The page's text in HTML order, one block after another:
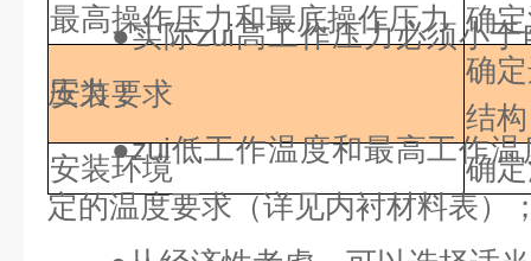
最高操作压力和最底操作压力 确
安装要求
确
结
安装环境
确
●实际zui高工作压力必须小
压力；
●zui低工作温度和最高工作
定的温度要求（详见内衬材料表）